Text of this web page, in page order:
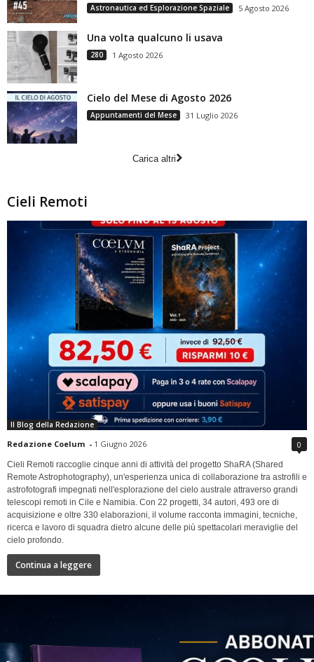
Astronautica ed Esplorazione Spaziale 5 Agosto 2026
Una volta qualcuno li usava
280 1 Agosto 2026
Cielo del Mese di Agosto 2026
Appuntamenti del Mese 31 Luglio 2026
Carica altri
Cieli Remoti
Il Blog della Redazione
Redazione Coelum - 1 Giugno 2026 0
Cieli Remoti raccoglie cinque anni di attività del progetto ShaRA (Shared
Remote Astrophotography), un'esperienza unica di collaborazione tra astrofili e
astrofotografi impegnati nell'esplorazione del cielo australe attraverso grandi
telescopi remoti in Cile e Namibia. Con 22 progetti, 34 autori, 493 ore di
acquisizione e oltre 330 elaborazioni, il volume racconta immagini, tecniche,
ricerca e lavoro di squadra dietro alcune delle più spettacolari meraviglie del
cielo profondo.
Continua a leggere